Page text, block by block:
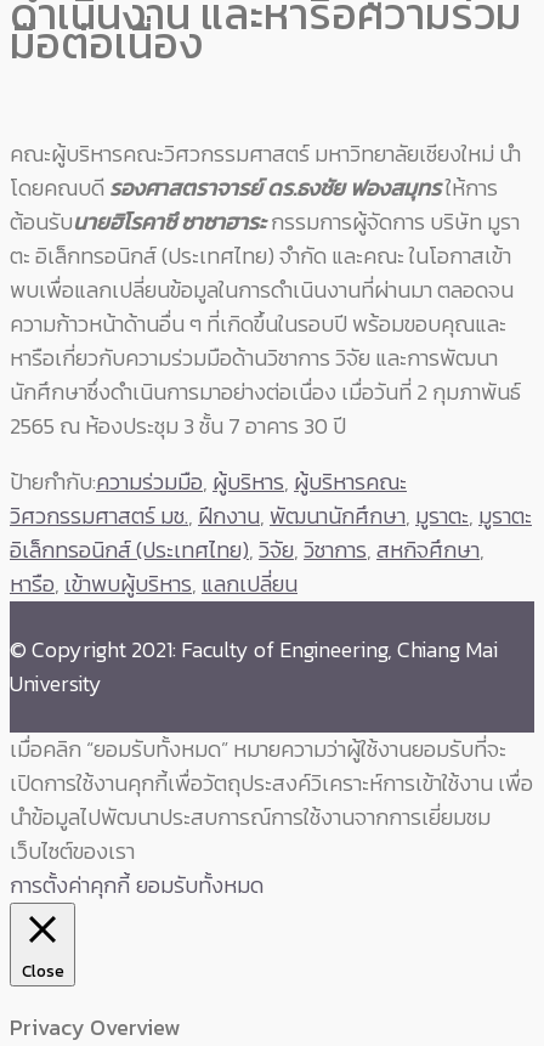
ดำเนินงาน และหารือความร่วม
มือต่อเนื่อง
คณะผู้บริหารคณะวิศวกรรมศาสตร์ มหาวิทยาลัยเชียงใหม่ นำ
โดยคณบดี รองศาสตราจารย์ ดร.ธงชัย ฟองสมุทรให้การ
ต้อนรับนายฮิโรคาซึ ซาซาฮาระกรรมการผู้จัดการ บริษัท มูรา
ตะ อิเล็กทรอนิกส์ (ประเทศไทย) จำกัด และคณะ ในโอกาสเข้า
พบเพื่อแลกเปลี่ยนข้อมูลในการดำเนินงานที่ผ่านมา ตลอดจน
ความก้าวหน้าด้านอื่น ๆ ที่เกิดขึ้นในรอบปี พร้อมขอบคุณและ
หารือเกี่ยวกับความร่วมมือด้านวิชาการ วิจัย และการพัฒนา
นักศึกษาซึ่งดำเนินการมาอย่างต่อเนื่อง เมื่อวันที่ 2 กุมภาพันธ์
2565 ณ ห้องประชุม 3 ชั้น 7 อาคาร 30 ปี
ป้ายกำกับ:ความร่วมมือ, ผู้บริหาร, ผู้บริหารคณะ
วิศวกรรมศาสตร์ มช., ฝึกงาน, พัฒนานักศึกษา, มูราตะ, มูราตะ
อิเล็กทรอนิกส์ (ประเทศไทย),วิจัย,วิชาการ,สหกิจศึกษา,
หารือ, เข้าพบผู้บริหาร, แลกเปลี่ยน
© Copyright 2021: Faculty of Engineering, Chiang Mai
University
เมื่อคลิก “ยอมรับทั้งหมด” หมายความว่าผู้ใช้งานยอมรับที่จะ
เปิดการใช้งานคุกกี้เพื่อวัตถุประสงค์วิเคราะห์การเข้าใช้งาน เพื่อ
นำข้อมูลไปพัฒนาประสบการณ์การใช้งานจากการเยี่ยมชม
เว็บไซต์ของเรา
การตั้งค่าคุกกี้ยอมรับทั้งหมด
Close
Privacy Overview